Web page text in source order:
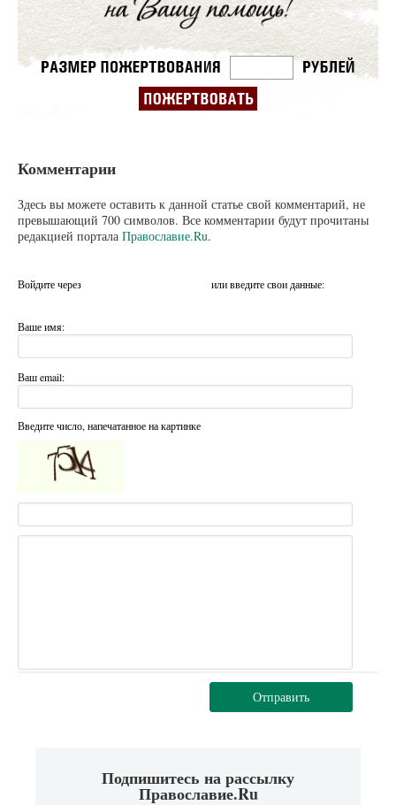
Комментарии
Здесь вы можете оставить к данной статье свой комментарий, не
превышающий 700 символов. Все комментарии будут прочитаны
редакцией портала Православие.Ru.
Войдите через или введите свои данные:
Ваше имя:
Ваш email:
Введите число, напечатанное на картинке
Отправить
Подпишитесь на рассылку
Православие.Ru